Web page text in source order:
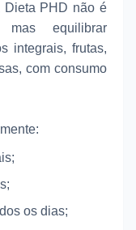
Dieta PHD não é
mas equilibrar
integrais, frutas,
com consumo
os dias;